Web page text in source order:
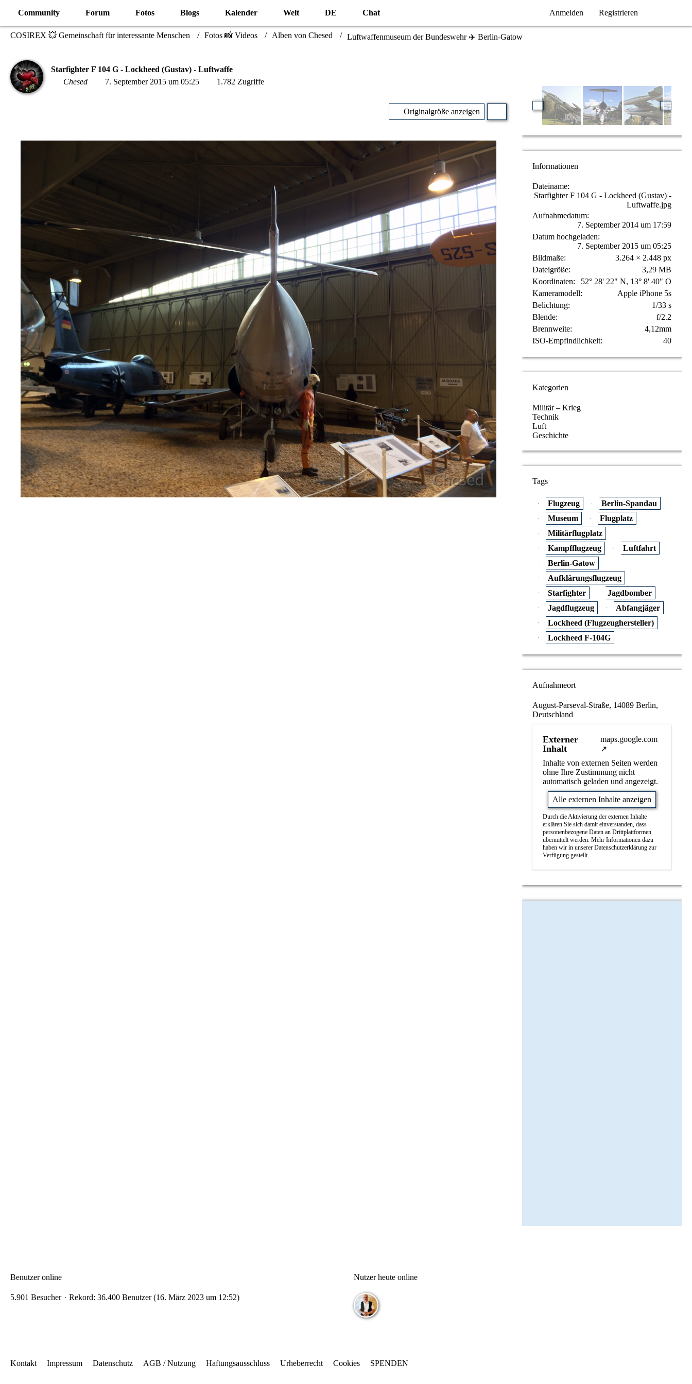
Community Forum Fotos Blogs Kalender Welt DE Chat Anmelden Registrieren
COSIREX 💥 Gemeinschaft für interessante Menschen Fotos 📸 Videos Alben von Chesed Luftwaffenmuseum der Bundeswehr ✈️ Berlin-Gatow
Starfighter F 104 G - Lockheed (Gustav) - Luftwaffe
Chesed
7. September 2015 um 05:25 1.782 Zugriffe
Originalgröße anzeigen
Informationen
Dateiname
Starfighter F 104 G - Lockheed (Gustav) -
Luftwaffe.jpg
Aufnahmedatum
7. September 2014 um 17:59
Datum hochgeladen
7. September 2015 um 05:25
Bildmaße
3.264 × 2.448 px
Dateigröße
3,29 MB
Koordinaten
52° 28' 22" N, 13° 8' 40" O
Kameramodell
Apple iPhone 5s
Belichtung
1/33 s
Blende
f/2.2
Brennweite
4,12mm
ISO-Empfindlichkeit
40
Kategorien
Militär – Krieg
Technik
Luft
Geschichte
Tags
Flugzeug
Berlin-Spandau
Museum
Flugplatz
Militärflugplatz
Kampfflugzeug
Luftfahrt
Berlin-Gatow
Aufklärungsflugzeug
Starfighter
Jagdbomber
Jagdflugzeug
Abfangjäger
Lockheed (Flugzeughersteller)
Lockheed F-104G
Aufnahmeort
August-Parseval-Straße, 14089 Berlin,
Deutschland
Externer
Inhalt
maps.google.com
Inhalte von externen Seiten werden
ohne Ihre Zustimmung nicht
automatisch geladen und angezeigt.
Alle externen Inhalte anzeigen
Durch die Aktivierung der externen Inhalte
erklären Sie sich damit einverstanden, dass
personenbezogene Daten an Drittplattformen
übermittelt werden. Mehr Informationen dazu
haben wir in unserer Datenschutzerklärung zur
Verfügung gestellt.
Benutzer online
5.901 Besucher Rekord: 36.400 Benutzer (16. März 2023 um 12:52)
Nutzer heute online
Kontakt Impressum Datenschutz AGB / Nutzung Haftungsausschluss Urheberrecht Cookies SPENDEN